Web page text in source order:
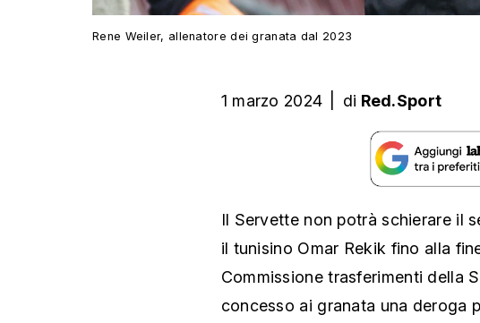
Rene Weiler, allenatore dei granata dal 2023
1 marzo 2024 di Red.Sport
Il Servette non potrà schierare il
il tunisino Omar Rekik fino alla
Commissione trasferimenti della
concesso ai granata una deroga